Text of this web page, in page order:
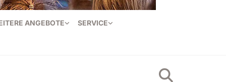
ANGEBOTE SERVICE